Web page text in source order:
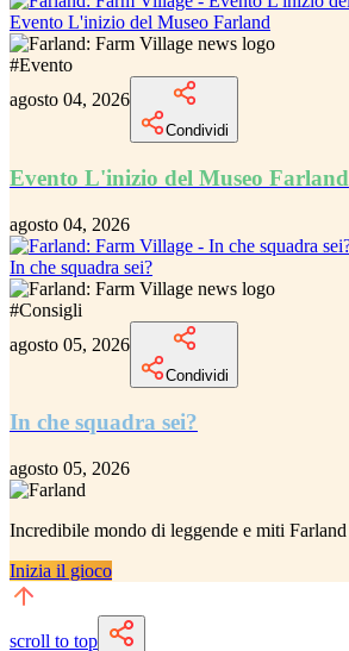
Evento L'inizio del Museo Farland
#Evento
agosto 04, 2026
Condividi
Evento L'inizio del Museo Farland
agosto 04, 2026
In che squadra sei?
#Consigli
agosto 05, 2026
Condividi
In che squadra sei?
agosto 05, 2026
Incredibile mondo di leggende e miti Farland
Inizia il gioco
scroll to top